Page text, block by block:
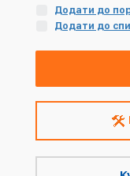
Додати до
Додати до